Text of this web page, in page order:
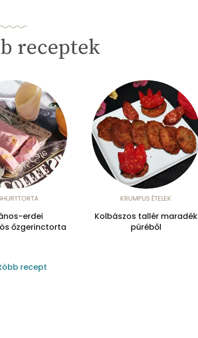
receptek
erdei
őzgerinctorta
KRUMPLIS ÉTELEK
Kolbászos tallér maradék
püréből
recept